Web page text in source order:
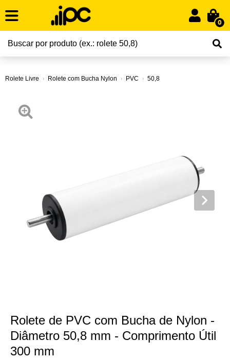
0
Rolete Livre Rolete com Bucha Nylon PVC 50,8
Rolete de PVC com Bucha de Nylon -
Diâmetro 50,8 mm - Comprimento Útil
300 mm